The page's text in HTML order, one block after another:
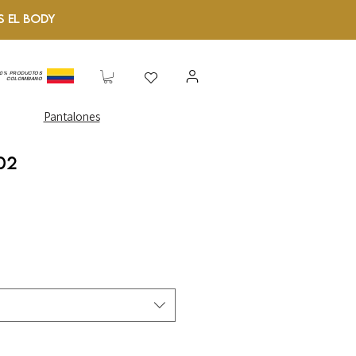
el Body
PRODUCTOS
COLOMBIANO
Pantalones